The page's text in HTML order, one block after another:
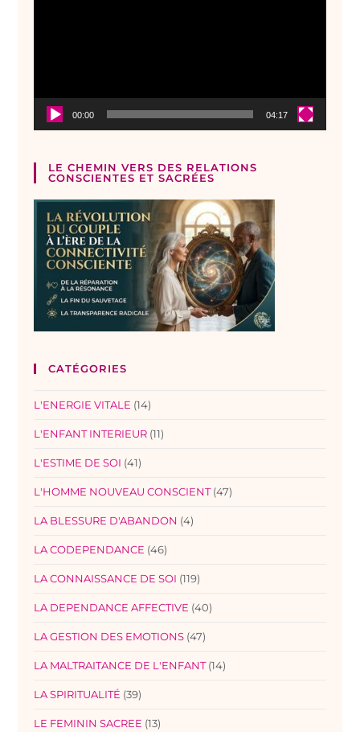
00:00 04:17
LE CHEMIN VERS DES RELATIONS
CONSCIENTES ET SACRÉES
CATÉGORIES
L'ENERGIE VITALE (14)
L'ENFANT INTERIEUR (11)
L'ESTIME DE SOI (41)
L'HOMME NOUVEAU CONSCIENT (47)
LA BLESSURE D'ABANDON (4)
LA CODEPENDANCE (46)
LA CONNAISSANCE DE SOI (119)
LA DEPENDANCE AFFECTIVE (40)
LA GESTION DES EMOTIONS (47)
LA MALTRAITANCE DE L'ENFANT (14)
LA SPIRITUALITÉ (39)
LE FEMININ SACREE (13)